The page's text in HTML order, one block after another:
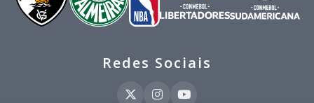
Redes Sociais